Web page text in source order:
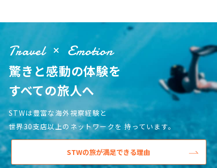
Travel Emotion
驚きと感動の体験を
すべての旅人へ
STWは豊富な海外視察経験と
世界30支店以上のネットワークを 持っています。
STWの旅が満足できる理由